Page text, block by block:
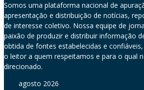
Somos uma plataforma nacional de
apresentação e distribuição de notícias,
de interesse coletivo. Nossa equipe de
paixão de produzir e distribuir informação
obtida de fontes estabelecidas e
o leitor a quem respeitamos e para o qual
direcionado.
agosto 2026